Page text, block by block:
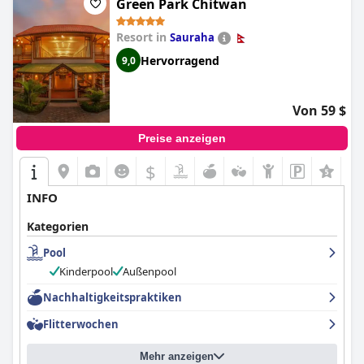
Green Park Chitwan
Resort in Sauraha
9,0 Hervorragend
Von 59 $
Preise anzeigen
$
INFO
Kategorien
Pool
Kinderpool
Außenpool
Nachhaltigkeitspraktiken
Flitterwochen
Mehr anzeigen